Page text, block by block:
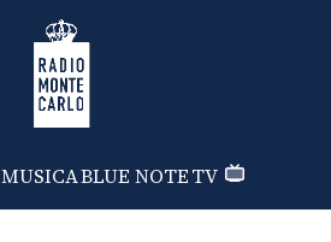
Radio Monte Carlo
MUSICABLUE NOTETV